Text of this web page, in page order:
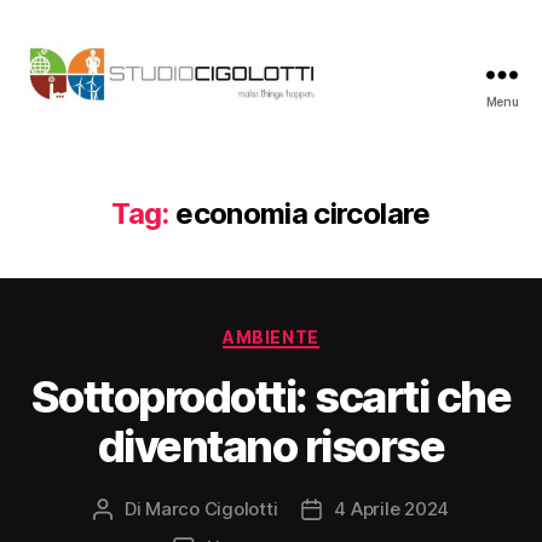
Menu
Tag: economia circolare
Categorie
AMBIENTE
Sottoprodotti: scarti che
diventano risorse
Autore
Di Marco Cigolotti
Data
dell'articolo
4 Aprile 2024